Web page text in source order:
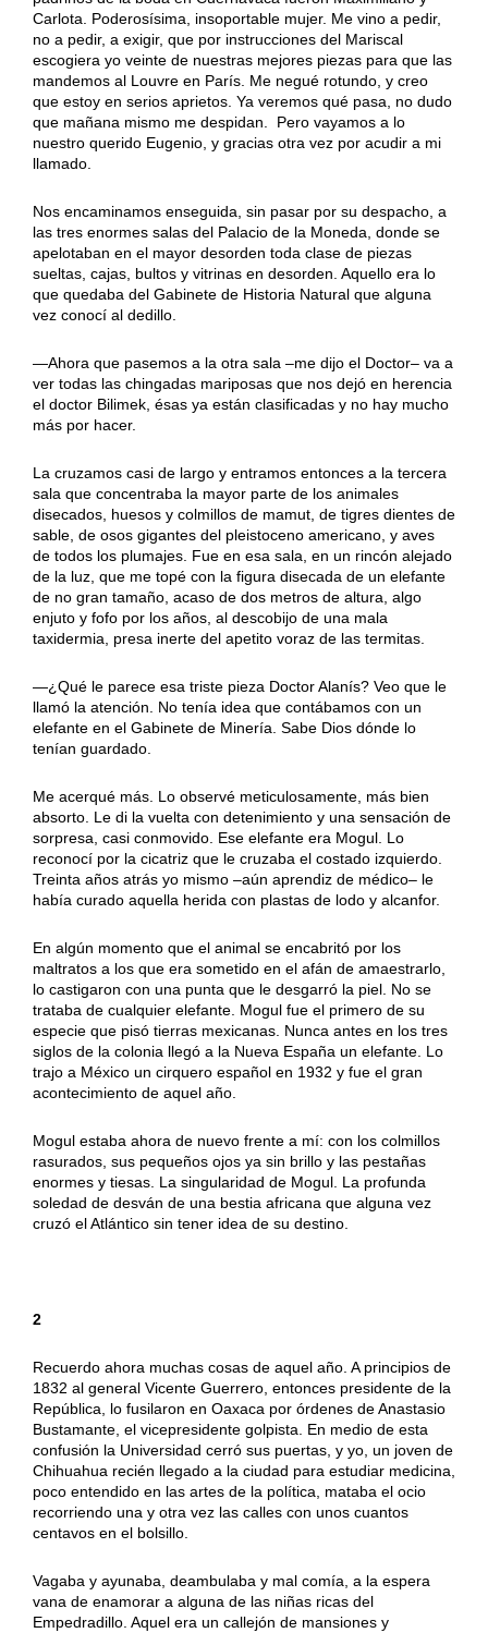
Carlota. Poderosísima, insoportable mujer. Me vino a pedir,
no a pedir, a exigir, que por instrucciones del Mariscal
escogiera yo veinte de nuestras mejores piezas para que las
mandemos al Louvre en París. Me negué rotundo, y creo
que estoy en serios aprietos. Ya veremos qué pasa, no dudo
que mañana mismo me despidan. Pero vayamos a lo
nuestro querido Eugenio, y gracias otra vez por acudir a mi
llamado.
Nos encaminamos enseguida, sin pasar por su despacho, a
las tres enormes salas del Palacio de la Moneda, donde se
apelotaban en el mayor desorden toda clase de piezas
sueltas, cajas, bultos y vitrinas en desorden. Aquello era lo
que quedaba del Gabinete de Historia Natural que alguna
vez conocí al dedillo.
—Ahora que pasemos a la otra sala –me dijo el Doctor–va a
ver todas las chingadas mariposas que nos dejó en herencia
el doctor Bilimek, ésas ya están clasificadas y no hay mucho
más por hacer.
La cruzamos casi de largo y entramos entonces a la tercera
sala que concentraba la mayor parte de los animales
disecados, huesos y colmillos de mamut, de tigres dientes de
sable, de osos gigantes del pleistoceno americano, y aves
de todos los plumajes. Fue en esa sala, en un rincón alejado
de la luz, que me topé con la figura disecada de un elefante
de no gran tamaño, acaso de dos metros de altura, algo
enjuto y fofo por los años, al descobijo de una mala
taxidermia, presa inerte del apetito voraz de las termitas.
—¿Qué le parece esa triste pieza Doctor Alanís? Veo que le
llamó la atención. No tenía idea que contábamos con un
elefante en el Gabinete de Minería. Sabe Dios dónde lo
tenían guardado.
Me acerqué más. Lo observé meticulosamente, más bien
absorto. Le di la vuelta con detenimiento y una sensación de
sorpresa, casi conmovido. Ese elefante era Mogul. Lo
reconocí por la cicatriz que le cruzaba el costado izquierdo.
Treinta años atrás yo mismo –aún aprendiz de médico– le
había curado aquella herida con plastas de lodo y alcanfor.
En algún momento que el animal se encabritó por los
maltratos a los que era sometido en el afán de amaestrarlo,
lo castigaron con una punta que le desgarró la piel. No se
trataba de cualquier elefante. Mogul fue el primero de su
especie que pisó tierras mexicanas. Nunca antes en los tres
siglos de la colonia llegó a la Nueva España un elefante. Lo
trajo a México un cirquero español en 1932 y fue el gran
acontecimiento de aquel año.
Mogul estaba ahora de nuevo frente a mí: con los colmillos
rasurados, sus pequeños ojos ya sin brillo y las pestañas
enormes y tiesas. La singularidad de Mogul. La profunda
soledad de desván de una bestia africana que alguna vez
cruzó el Atlántico sin tener idea de su destino.
2
Recuerdo ahora muchas cosas de aquel año. A principios de
1832 al general Vicente Guerrero, entonces presidente de la
República, lo fusilaron en Oaxaca por órdenes de Anastasio
Bustamante, el vicepresidente golpista. En medio de esta
confusión la Universidad cerró sus puertas, y yo, un joven de
Chihuahua recién llegado a la ciudad para estudiar medicina,
poco entendido en las artes de la política, mataba el ocio
recorriendo una y otra vez las calles con unos cuantos
centavos en el bolsillo.
Vagaba y ayunaba, deambulaba y mal comía, a la espera
vana de enamorar a alguna de las niñas ricas del
Empedradillo. Aquel era un callejón de mansiones y